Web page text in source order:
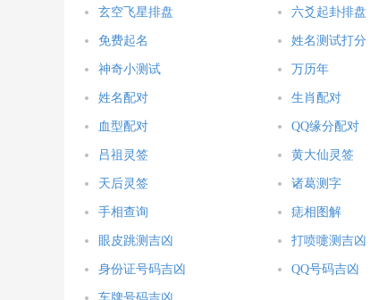
玄空飞星排盘 六爻起卦排盘
免费起名 姓名测试打分
神奇小测试 万历年
姓名配对 生肖配对
血型配对 QQ缘分配对
吕祖灵签 黄大仙灵签
天后灵签 诸葛测字
手相查询 痣相图解
眼皮跳测吉凶 打喷嚏测吉凶
身份证号码吉凶 QQ号码吉凶